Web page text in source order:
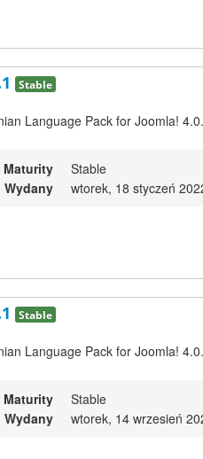
Stable
Language Pack for Joomla!
Maturity
Stable
Wydany
wtorek, 18 styczeń
Stable
Language Pack for Joomla!
Maturity
Stable
Wydany
wtorek, 14 wrzesień